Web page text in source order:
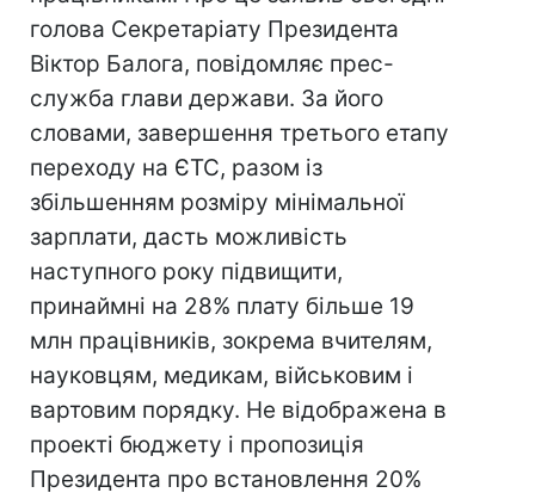
голова Секретаріату Президента
Віктор Балога, повідомляє прес-
служба глави держави. За його
словами, завершення третього етапу
переходу на ЄТС, разом із
збільшенням розміру мінімальної
зарплати, дасть можливість
наступного року підвищити,
принаймні на 28% плату більше 19
млн працівників, зокрема вчителям,
науковцям, медикам, військовим і
вартовим порядку. Не відображена в
проекті бюджету і пропозиція
Президента про встановлення 20%